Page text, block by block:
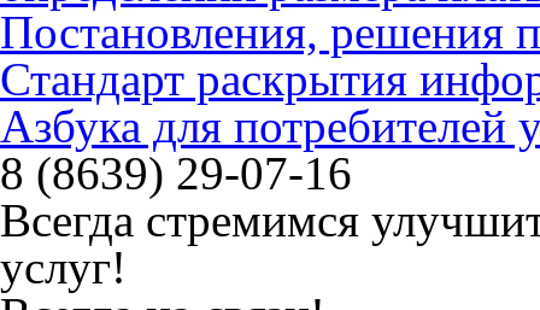
Постановления, решения
Стандарт раскрытия
Азбука для
8 (8639) 29-07-16
Всегда стремимся
услуг!